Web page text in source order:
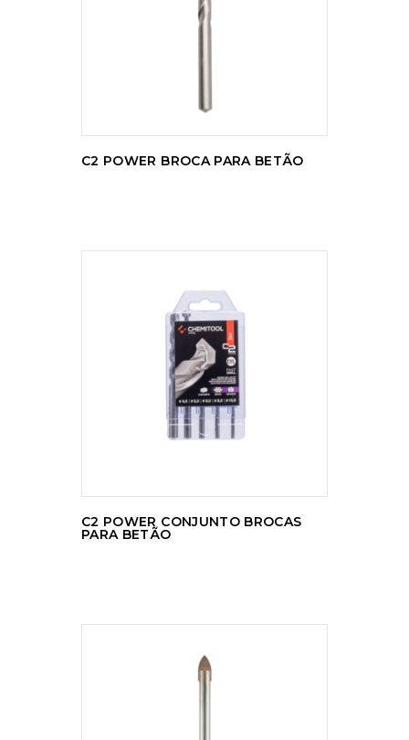
LER MAIS
C2 POWER BROCA PARA BETÃO
LER MAIS
C2 POWER CONJUNTO BROCAS
PARA BETÃO